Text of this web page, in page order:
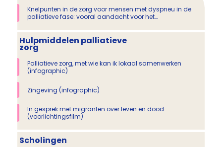
Knelpunten in de zorg voor mensen met dyspneu in de
palliatieve fase: vooral aandacht voor het
Hulpmiddelen palliatieve
zorg
Palliatieve zorg, met wie kan ik lokaal samenwerken
(infographic)
Zingeving (infographic)
In gesprek met migranten over leven en dood
(voorlichtingsfilm)
Scholingen